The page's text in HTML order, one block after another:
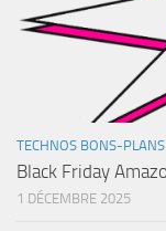
TECHNOS BONS-PLANS
Black Friday
1 DÉCEMBRE 2025